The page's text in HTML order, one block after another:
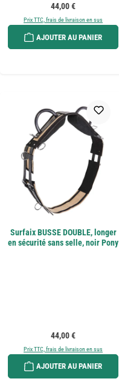
Prix régulier :
44,00 €
Prix TTC, frais de livraison en sus
AJOUTER AU PANIER
Surfaix BUSSE DOUBLE, longer
en sécurité sans selle, noir Pony
Prix régulier :
44,00 €
Prix TTC, frais de livraison en sus
AJOUTER AU PANIER